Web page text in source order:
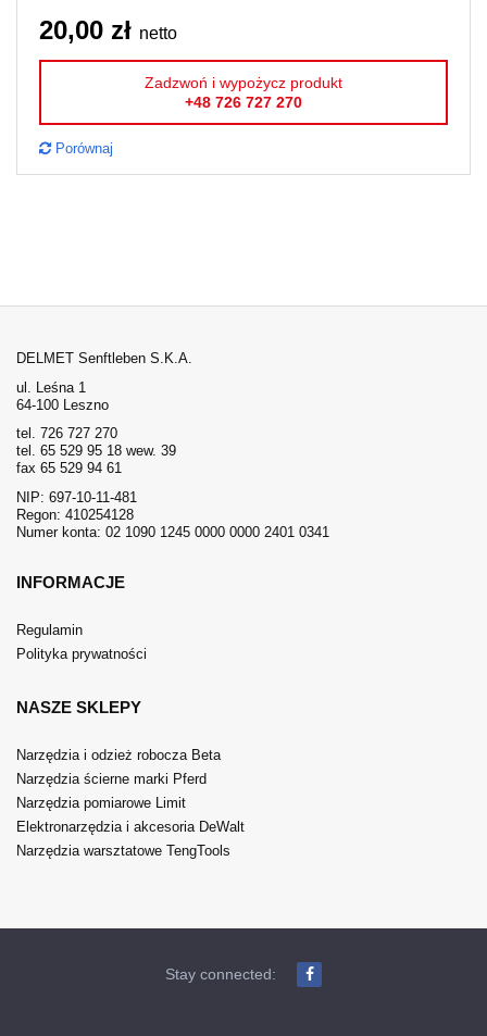
20,00 zł netto
Zadzwoń i wypożycz produkt
+48 726 727 270
Porównaj
DELMET Senftleben S.K.A.
ul. Leśna 1
64-100 Leszno
tel. 726 727 270
tel. 65 529 95 18 wew. 39
fax 65 529 94 61
NIP: 697-10-11-481
Regon: 410254128
Numer konta: 02 1090 1245 0000 0000 2401 0341
INFORMACJE
Regulamin
Polityka prywatności
NASZE SKLEPY
Narzędzia i odzież robocza Beta
Narzędzia ścierne marki Pferd
Narzędzia pomiarowe Limit
Elektronarzędzia i akcesoria DeWalt
Narzędzia warsztatowe TengTools
Stay connected: